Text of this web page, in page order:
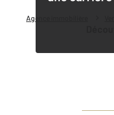
Agence immobilière